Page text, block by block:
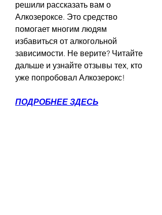
решили рассказать вам о
Алкозероксе. Это средство
помогает многим людям
избавиться от алкогольной
зависимости. Не верите? Читайте
дальше и узнайте отзывы тех, кто
уже попробовал Алкозерокс!
ПОДРОБНЕЕ ЗДЕСЬ